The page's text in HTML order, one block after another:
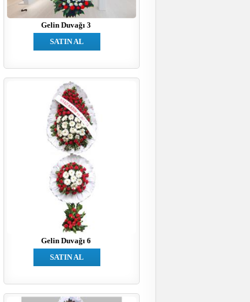
Gelin Duvağı 3
SATIN AL
Gelin Duvağı 6
SATIN AL